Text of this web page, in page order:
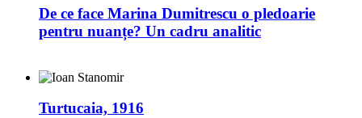
De ce face Marina Dumitrescu o pledoarie
pentru nuanțe? Un cadru analitic
Turtucaia, 1916